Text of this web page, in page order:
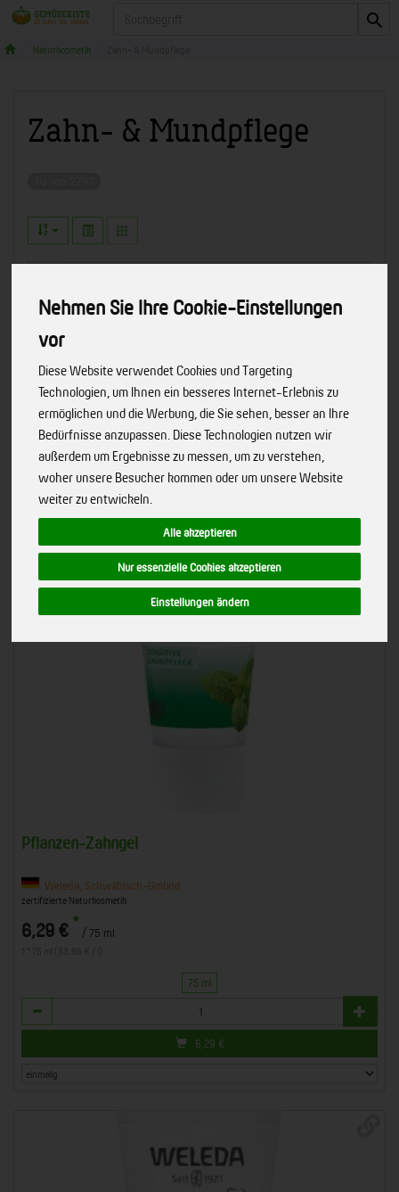
Nehmen Sie Ihre Cookie-Einstellungen
vor
Diese Website verwendet Cookies und Targeting
Technologien, um Ihnen ein besseres Internet-Erlebnis zu
ermöglichen und die Werbung, die Sie sehen, besser an Ihre
Bedürfnisse anzupassen. Diese Technologien nutzen wir
außerdem um Ergebnisse zu messen, um zu verstehen,
woher unsere Besucher kommen oder um unsere Website
weiter zu entwickeln.
Alle akzeptieren
Nur essenzielle Cookies akzeptieren
Einstellungen ändern
Naturkosmetik
Zahn- & Mundpflege
Hersteller Ernährung Allergene
Pflanzen-Zahngel
Weleda, Schwäbisch-Gmünd
zertifizierte Naturkosmetik
6,29 € * / 75 ml
75 ml
Anzahl
6,29 €